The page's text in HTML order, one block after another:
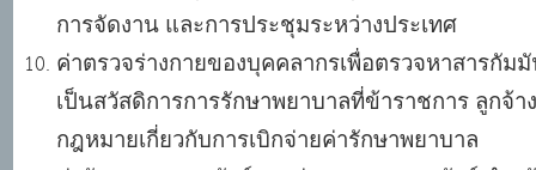
การจัดงาน และการประชุมระหว่างประเทศ
ค่าตรวจร่างกายของบุคคลากรเพื่อตรวจหาสารกั
เป็นสวัสดิการการรักษาพยาบาลที่ข้าราชการ ลูกจ้
กฎหมายเกี่ยวกับการเบิกจ่ายค่ารักษาพยาบาล